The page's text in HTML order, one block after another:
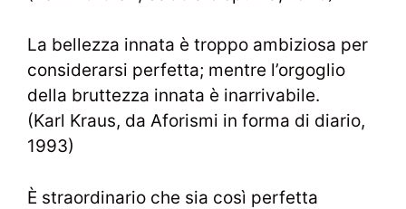
La bellezza innata è troppo ambiziosa per
considerarsi perfetta; mentre l’orgoglio
della bruttezza innata è inarrivabile.
(Karl Kraus, da Aforismi in forma di diario,
1993)
È straordinario che sia così perfetta